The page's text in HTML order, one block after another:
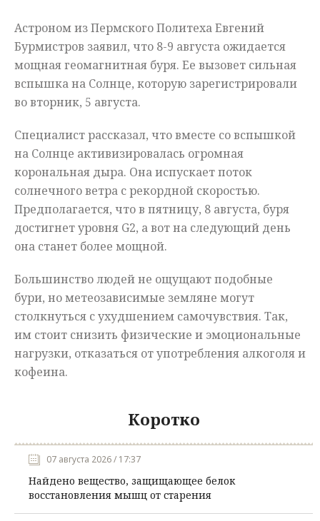
Происшествия
Астроном из Пермского Политеха Евгений
Бурмистров заявил, что 8-9 августа ожидается
мощная геомагнитная буря. Ее вызовет сильная
вспышка на Солнце, которую зарегистрировали
во вторник, 5 августа.
Специалист рассказал, что вместе со вспышкой
на Солнце активизировалась огромная
корональная дыра. Она испускает поток
солнечного ветра с рекордной скоростью.
Предполагается, что в пятницу, 8 августа, буря
достигнет уровня G2, а вот на следующий день
она станет более мощной.
Большинство людей не ощущают подобные
бури, но метеозависимые земляне могут
столкнуться с ухудшением самочувствия. Так,
им стоит снизить физические и эмоциональные
нагрузки, отказаться от употребления алкоголя и
кофеина.
Коротко
07 августа 2026 / 17:37
Найдено вещество, защищающее белок
восстановления мышц от старения